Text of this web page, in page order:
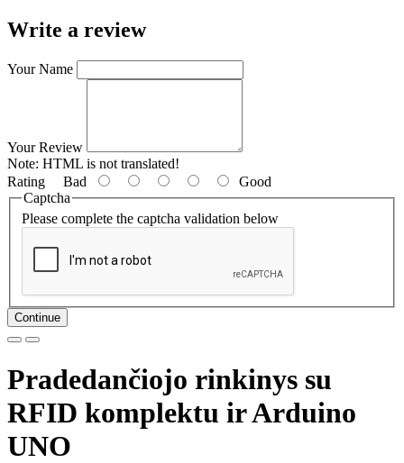
Write a review
Your Name
Your Review
Note: HTML is not translated!
Rating Bad
Good
Captcha
Please complete the captcha validation below
Continue
Pradedančiojo rinkinys su
RFID komplektu ir Arduino
UNO